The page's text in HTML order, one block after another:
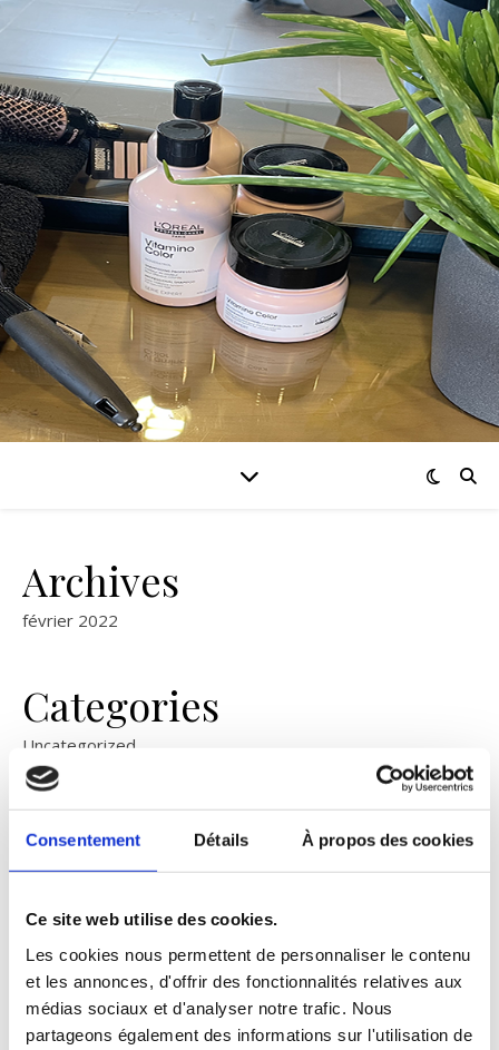
Consentement Détails À propos des cookies
Ce site web utilise des cookies.
Les cookies nous permettent de personnaliser le contenu
et les annonces, d'offrir des fonctionnalités relatives aux
médias sociaux et d'analyser notre trafic. Nous
partageons également des informations sur l'utilisation de
Archives
février 2022
Categories
Uncategorized
UNCATEGORIZED
Hello world!
février 28, 2022
Welcome to WordPress. This is your first post. Edit or
delete it, then start writing!